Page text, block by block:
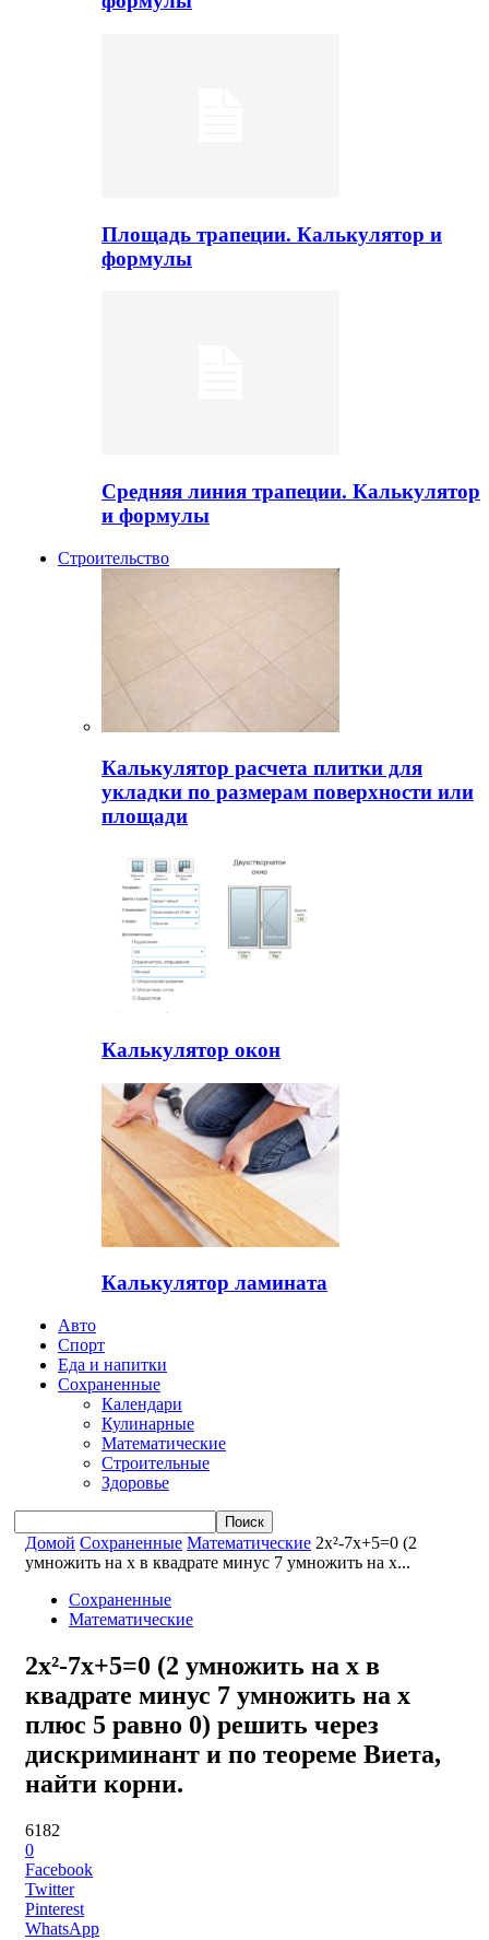
Площадь трапеции. Калькулятор и
формулы
Средняя линия трапеции. Калькулятор
и формулы
Строительство
Калькулятор расчета плитки для
укладки по размерам поверхности или
площади
Калькулятор окон
Калькулятор ламината
Авто
Спорт
Еда и напитки
Сохраненные
Календари
Кулинарные
Математические
Строительные
Здоровье
Домой Сохраненные Математические 2x²-7x+5=0 (2
умножить на x в квадрате минус 7 умножить на x...
Сохраненные
Математические
2x²-7x+5=0 (2 умножить на x в
квадрате минус 7 умножить на x
плюс 5 равно 0) решить через
дискриминант и по теореме Виета,
найти корни.
6182
0
Facebook
Twitter
Pinterest
WhatsApp